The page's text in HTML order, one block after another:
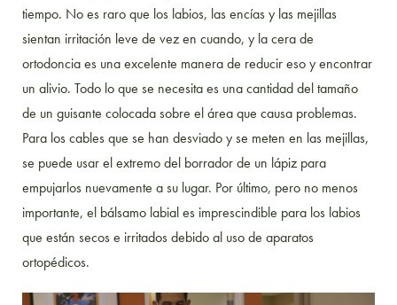
tiempo. No es raro que los labios, las encías y las mejillas
sientan irritación leve de vez en cuando, y la cera de
ortodoncia es una excelente manera de reducir eso y encontrar
un alivio. Todo lo que se necesita es una cantidad del tamaño
de un guisante colocada sobre el área que causa problemas.
Para los cables que se han desviado y se meten en las mejillas,
se puede usar el extremo del borrador de un lápiz para
empujarlos nuevamente a su lugar. Por último, pero no menos
importante, el bálsamo labial es imprescindible para los labios
que están secos e irritados debido al uso de aparatos
ortopédicos.